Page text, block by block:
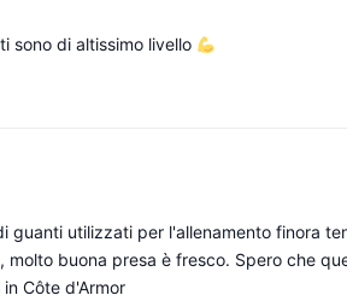
sono di altissimo livello
guanti utilizzati per l'allenamento finora
, molto buona presa è fresco. Spero che
Côte d'Armor